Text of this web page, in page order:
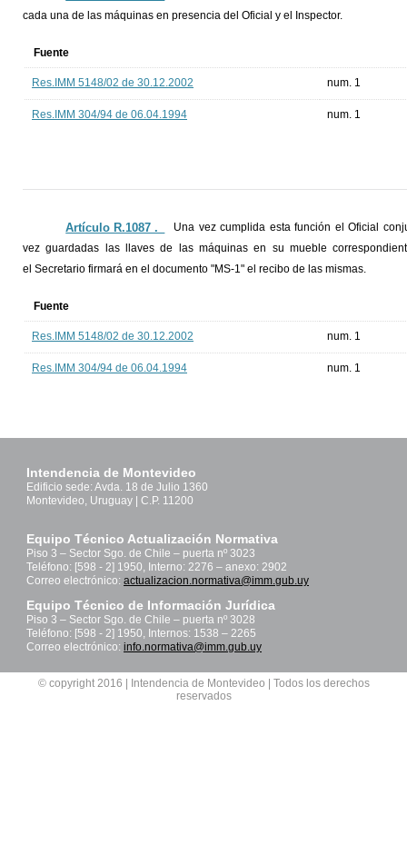
cada una de las máquinas en presencia del Oficial y el Inspector.
Fuente
Res.IMM 5148/02 de 30.12.2002 num. 1
Res.IMM 304/94 de 06.04.1994 num. 1
Artículo R.1087 ._
Una vez cumplida esta función el Oficial
vez guardadas las llaves de las máquinas en su mueble
el Secretario firmará en el documento "MS-1" el recibo de las mismas.
Fuente
Res.IMM 5148/02 de 30.12.2002 num. 1
Res.IMM 304/94 de 06.04.1994 num. 1
Intendencia de Montevideo
Edificio sede: Avda. 18 de Julio 1360
Montevideo, Uruguay | C.P. 11200
Equipo Técnico Actualización Normativa
Piso 3 – Sector Sgo. de Chile – puerta nº 3023
Teléfono: [598 - 2] 1950, Interno: 2276 – anexo: 2902
Correo electrónico: actualizacion.normativa@imm.gub.uy
Equipo Técnico de Información Jurídica
Piso 3 – Sector Sgo. de Chile – puerta nº 3028
Teléfono: [598 - 2] 1950, Internos: 1538 – 2265
Correo electrónico: info.normativa@imm.gub.uy
© copyright 2016 | Intendencia de Montevideo | Todos los derechos
reservados